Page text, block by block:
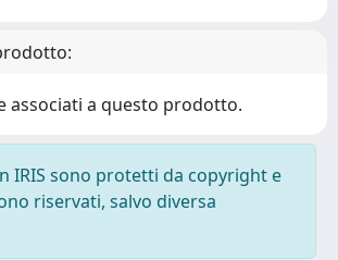
associati a questo prodotto.
IRIS sono protetti da copyright e
riservati, salvo diversa